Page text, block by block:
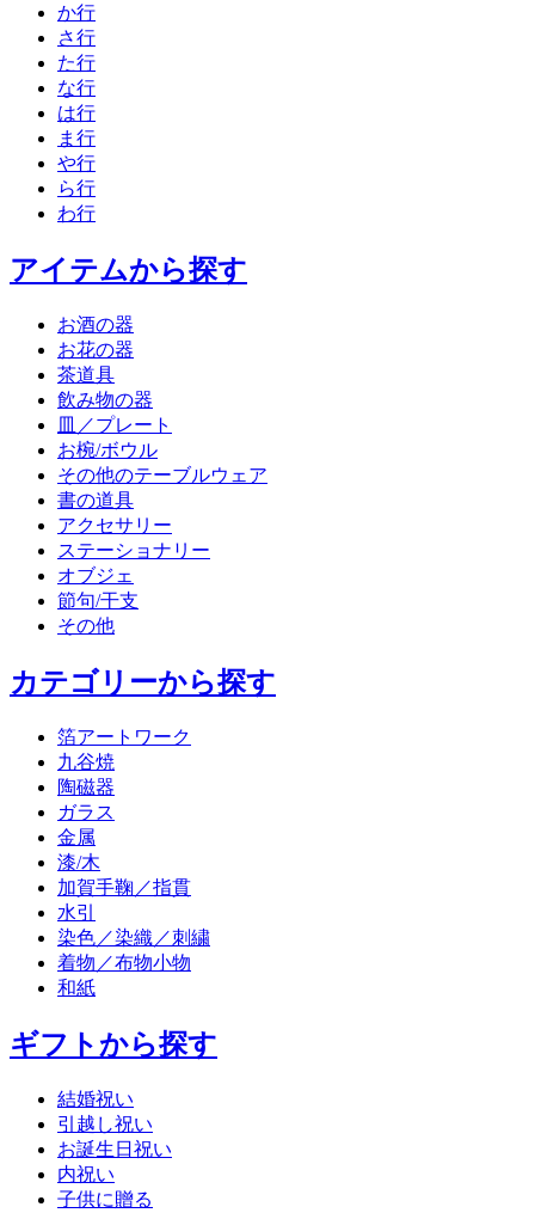
か行
さ行
た行
な行
は行
ま行
や行
ら行
わ行
アイテムから探す
お酒の器
お花の器
茶道具
飲み物の器
皿／プレート
お椀/ボウル
その他のテーブルウェア
書の道具
アクセサリー
ステーショナリー
オブジェ
節句/干支
その他
カテゴリーから探す
箔アートワーク
九谷焼
陶磁器
ガラス
金属
漆/木
加賀手鞠／指貫
水引
染色／染織／刺繍
着物／布物小物
和紙
ギフトから探す
結婚祝い
引越し祝い
お誕生日祝い
内祝い
子供に贈る